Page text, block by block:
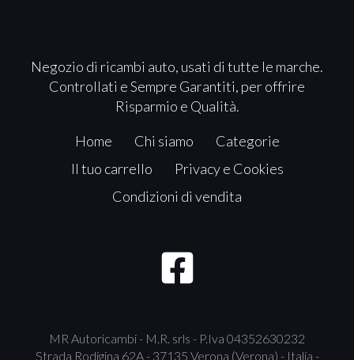
Negozio di ricambi auto, usati di tutte le marche.
Controllati e Sempre Garantiti, per offrire
Risparmio e Qualità.
Home Chi siamo
Categorie
Il tuo carrello
Privacy e Cookies
Condizioni di vendita
MR Autoricambi - M.R. srls - P.Iva 04352630232
Strada Rodigina 62A - 37135 Verona (Verona) - Italia -